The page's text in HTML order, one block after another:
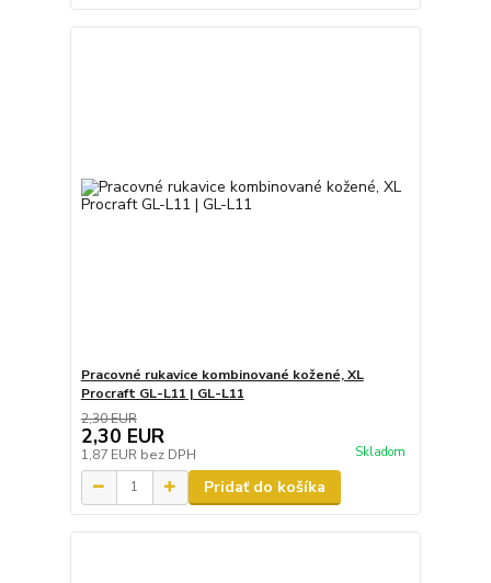
Pracovné rukavice kombinované kožené, XL
Procraft GL-L11 | GL-L11
2,30 EUR
2,30 EUR
1,87 EUR bez DPH Skladom
Pridať do košíka